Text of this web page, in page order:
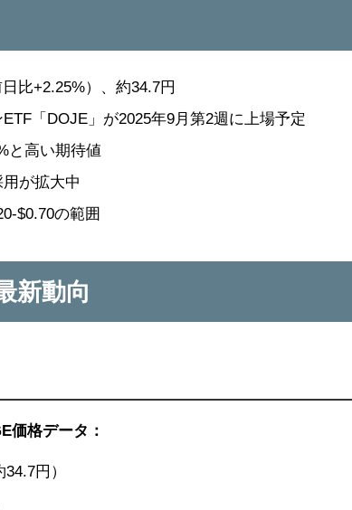
比+2.25%）、約34.7円
「DOJE」が2025年9月第2週に上場予定
と高い期待値
が拡大中
$0.70の範囲
新動向
価格データ：
円）